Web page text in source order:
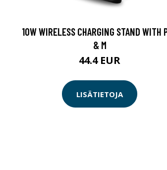
10W WIRELESS CHARGING STAND WITH
& M
44.4 EUR
LISÄTIETOJA